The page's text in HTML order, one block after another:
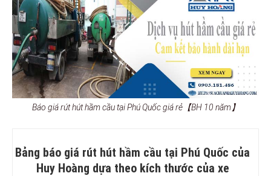
Báo giá rút hút hầm cầu tại Phú Quốc giá rẻ【BH 10 năm】
Bảng báo giá rút hút hầm cầu tại Phú Quốc của
Huy Hoàng dựa theo kích thước của xe